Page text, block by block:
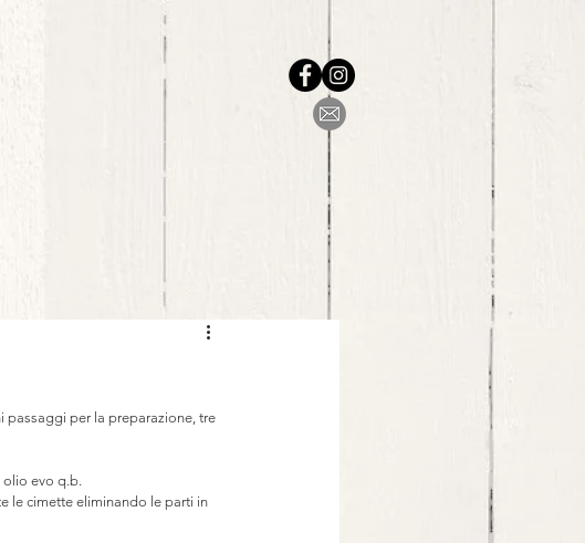
passaggi per la preparazione, tre
olio evo q.b.
le cimette eliminando le parti in